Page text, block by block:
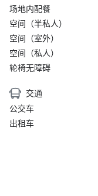
场地内配餐
空间（半私人）
空间（室外）
空间（私人）
轮椅无障碍
交通
公交车
出租车